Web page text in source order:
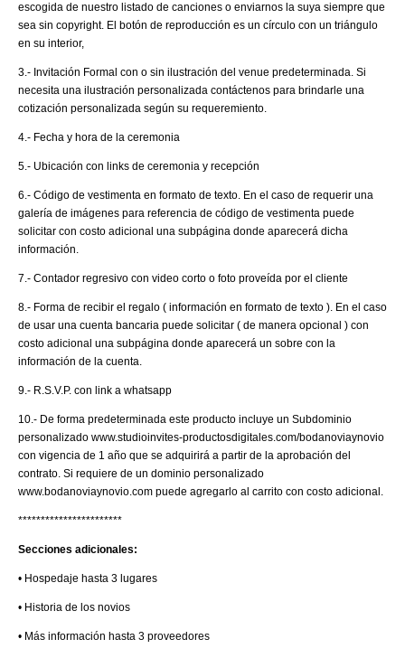
escogida de nuestro listado de canciones o enviarnos la suya siempre que
sea sin copyright. El botón de reproducción es un círculo con un triángulo
en su interior,
3.- Invitación Formal con o sin ilustración del venue predeterminada. Si
necesita una ilustración personalizada contáctenos para brindarle una
cotización personalizada según su requeremiento.
4.- Fecha y hora de la ceremonia
5.- Ubicación con links de ceremonia y recepción
6.- Código de vestimenta en formato de texto. En el caso de requerir una
galería de imágenes para referencia de código de vestimenta puede
solicitar con costo adicional una subpágina donde aparecerá dicha
información.
7.- Contador regresivo con video corto o foto proveída por el cliente
8.- Forma de recibir el regalo ( información en formato de texto ). En el caso
de usar una cuenta bancaria puede solicitar ( de manera opcional ) con
costo adicional una subpágina donde aparecerá un sobre con la
información de la cuenta.
9.- R.S.V.P. con link a whatsapp
10.- De forma predeterminada este producto incluye un Subdominio
personalizado www.studioinvites-productosdigitales.com/bodanoviaynovio
con vigencia de 1 año que se adquirirá a partir de la aprobación del
contrato. Si requiere de un dominio personalizado
www.bodanoviaynovio.com puede agregarlo al carrito con costo adicional.
***********************
Secciones adicionales:
• Hospedaje hasta 3 lugares
• Historia de los novios
• Más información hasta 3 proveedores